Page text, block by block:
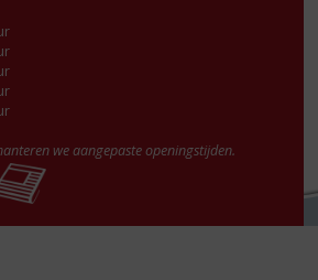
we aangepaste openingstijden.